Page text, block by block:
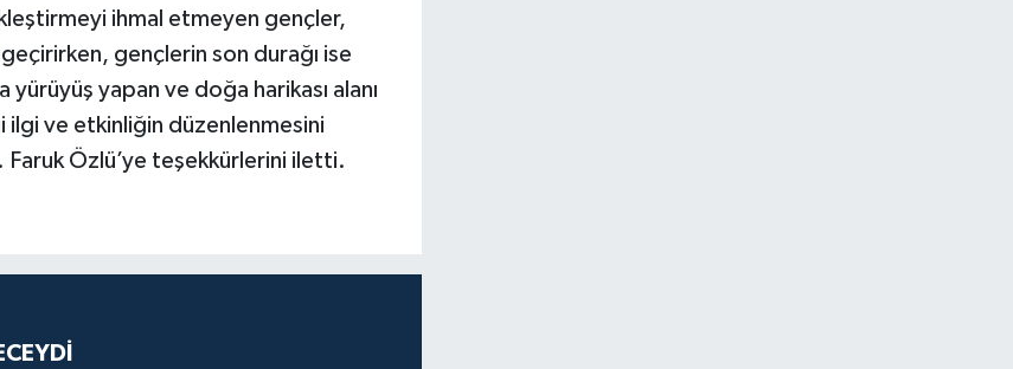
ihmal etmeyen gençler,
gençlerin son durağı ise
yapan ve doğa harikası alanı
ve etkinliğin düzenlenmesini
Faruk Özlü’ye teşekkürlerini iletti.